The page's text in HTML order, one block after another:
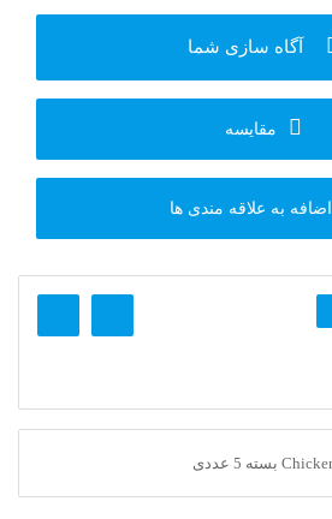
آگاه سازی شما
مقایسه
اضافه به علاقه مندی ها